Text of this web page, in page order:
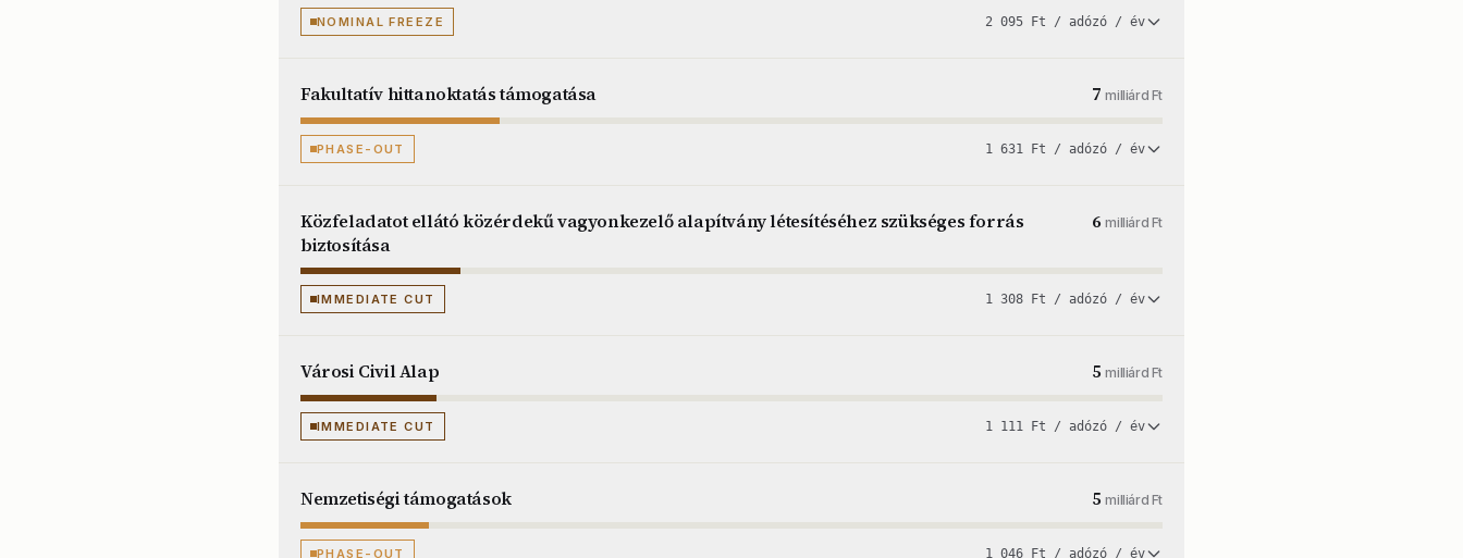
NOMINAL FREEZE 2 095 Ft / adózó / év
Fakultatív hittanoktatás támogatása 7milliárd Ft
PHASE-OUT 1 631 Ft / adózó / év
Közfeladatot ellátó közérdekű vagyonkezelő alapítvány létesítéséhez szükséges forrás
biztosítása
6milliárd Ft
IMMEDIATE CUT 1 308 Ft / adózó / év
Városi Civil Alap 5milliárd Ft
IMMEDIATE CUT 1 111 Ft / adózó / év
Nemzetiségi támogatások 5milliárd Ft
PHASE-OUT 1 046 Ft / adózó / év